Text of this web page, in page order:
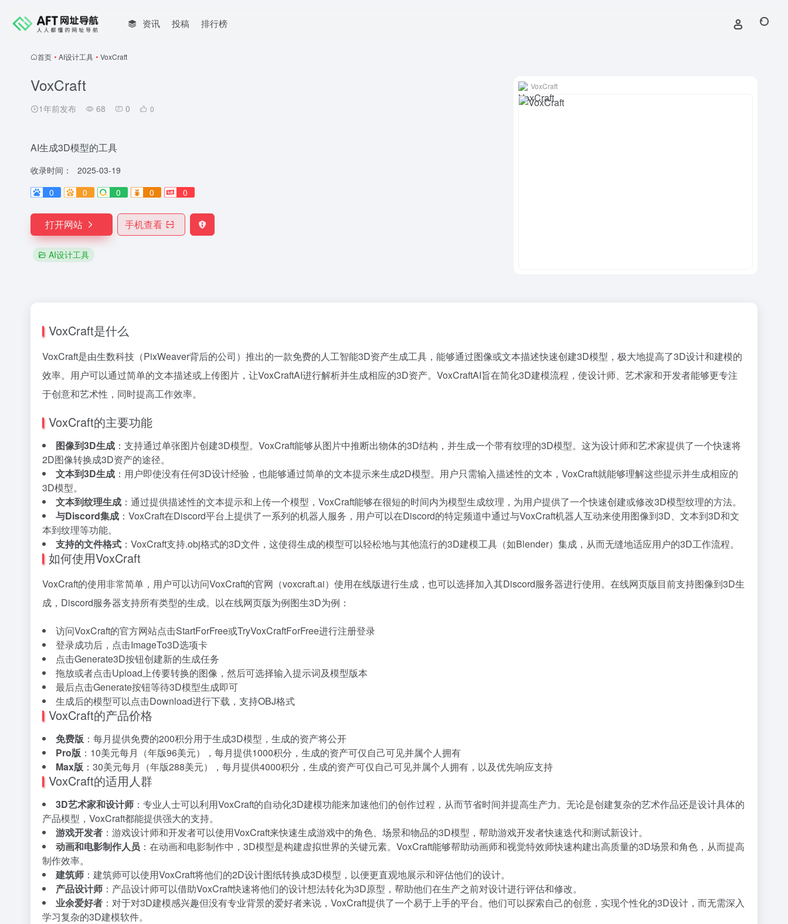
资讯 投稿 排行榜
首页 • AI设计工具 • VoxCraft
VoxCraft
1年前发布 68 0 0
AI生成3D模型的工具
收录时间：
2025-03-19
0
0 0 0 0
打开网站 手机查看
AI设计工具
VoxCraft
VoxCraft是什么
VoxCraft是由生数科技（PixWeaver背后的公司）推出的一款免费的人工智能3D资产生成工具，能够通过图像或文本描述快速创建3D模型，极大地提高了3D设计和建模的
效率。用户可以通过简单的文本描述或上传图片，让VoxCraftAI进行解析并生成相应的3D资产。VoxCraftAI旨在简化3D建模流程，使设计师、艺术家和开发者能够更专注
于创意和艺术性，同时提高工作效率。
VoxCraft的主要功能
图像到3D生成 ：支持通过单张图片创建3D模型。VoxCraft能够从图片中推断出物体的3D结构，并生成一个带有纹理的3D模型。这为设计师和艺术家提供了一个快速将
2D图像转换成3D资产的途径。
文本到3D生成 ：用户即使没有任何3D设计经验，也能够通过简单的文本提示来生成2D模型。用户只需输入描述性的文本，VoxCraft就能够理解这些提示并生成相应的
3D模型。
文本到纹理生成 ：通过提供描述性的文本提示和上传一个模型，VoxCraft能够在很短的时间内为模型生成纹理，为用户提供了一个快速创建或修改3D模型纹理的方法。
与Discord集成 ：VoxCraft在Discord平台上提供了一系列的机器人服务，用户可以在Discord的特定频道中通过与VoxCraft机器人互动来使用图像到3D、文本到3D和文
本到纹理等功能。
支持的文件格式 ：VoxCraft支持.obj格式的3D文件，这使得生成的模型可以轻松地与其他流行的3D建模工具（如Blender）集成，从而无缝地适应用户的3D工作流程。
如何使用VoxCraft
VoxCraft的使用非常简单，用户可以访问VoxCraft的官网（voxcraft.ai）使用在线版进行生成，也可以选择加入其Discord服务器进行使用。在线网页版目前支持图像到3D生
成，Discord服务器支持所有类型的生成。以在线网页版为例图生3D为例：
访问VoxCraft的官方网站点击StartForFree或TryVoxCraftForFree进行注册登录
登录成功后，点击ImageTo3D选项卡
点击Generate3D按钮创建新的生成任务
拖放或者点击Upload上传要转换的图像，然后可选择输入提示词及模型版本
最后点击Generate按钮等待3D模型生成即可
生成后的模型可以点击Download进行下载，支持OBJ格式
VoxCraft的产品价格
免费版 ：每月提供免费的200积分用于生成3D模型，生成的资产将公开
Pro版 ：10美元每月（年版96美元），每月提供1000积分，生成的资产可仅自己可见并属个人拥有
Max版 ：30美元每月（年版288美元），每月提供4000积分，生成的资产可仅自己可见并属个人拥有，以及优先响应支持
VoxCraft的适用人群
3D艺术家和设计师 ：专业人士可以利用VoxCraft的自动化3D建模功能来加速他们的创作过程，从而节省时间并提高生产力。无论是创建复杂的艺术作品还是设计具体的
产品模型，VoxCraft都能提供强大的支持。
游戏开发者 ：游戏设计师和开发者可以使用VoxCraft来快速生成游戏中的角色、场景和物品的3D模型，帮助游戏开发者快速迭代和测试新设计。
动画和电影制作人员 ：在动画和电影制作中，3D模型是构建虚拟世界的关键元素。VoxCraft能够帮助动画师和视觉特效师快速构建出高质量的3D场景和角色，从而提高
制作效率。
建筑师 ：建筑师可以使用VoxCraft将他们的2D设计图纸转换成3D模型，以便更直观地展示和评估他们的设计。
产品设计师 ：产品设计师可以借助VoxCraft快速将他们的设计想法转化为3D原型，帮助他们在生产之前对设计进行评估和修改。
业余爱好者 ：对于对3D建模感兴趣但没有专业背景的爱好者来说，VoxCraft提供了一个易于上手的平台。他们可以探索自己的创意，实现个性化的3D设计，而无需深入
学习复杂的3D建模软件。